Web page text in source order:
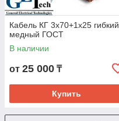
Кабель КГ 3х70+1х25 гибкий
медный ГОСТ
В наличии
от 25 000 ₸
Купить